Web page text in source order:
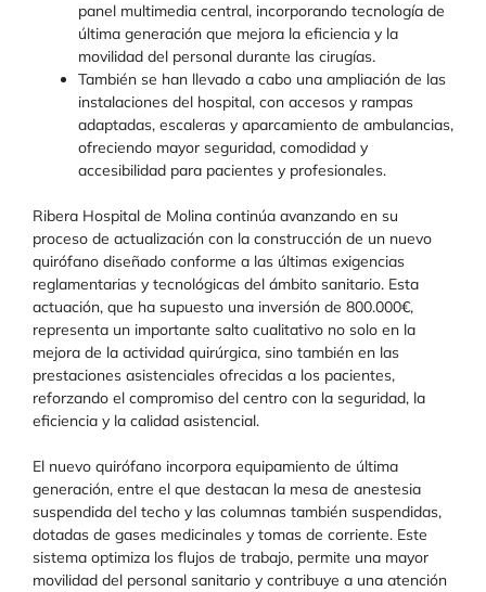
panel multimedia central, incorporando tecnología de
última generación que mejora la eficiencia y la
movilidad del personal durante las cirugías.
También se han llevado a cabo una ampliación de las
instalaciones del hospital, con accesos y rampas
adaptadas, escaleras y aparcamiento de ambulancias,
ofreciendo mayor seguridad, comodidad y
accesibilidad para pacientes y profesionales.
Ribera Hospital de Molina continúa avanzando en su
proceso de actualización con la construcción de un nuevo
quirófano diseñado conforme a las últimas exigencias
reglamentarias y tecnológicas del ámbito sanitario. Esta
actuación, que ha supuesto una inversión de 800.000€,
representa un importante salto cualitativo no solo en la
mejora de la actividad quirúrgica, sino también en las
prestaciones asistenciales ofrecidas a los pacientes,
reforzando el compromiso del centro con la seguridad, la
eficiencia y la calidad asistencial.
El nuevo quirófano incorpora equipamiento de última
generación, entre el que destacan la mesa de anestesia
suspendida del techo y las columnas también suspendidas,
dotadas de gases medicinales y tomas de corriente. Este
sistema optimiza los flujos de trabajo, permite una mayor
movilidad del personal sanitario y contribuye a una atención